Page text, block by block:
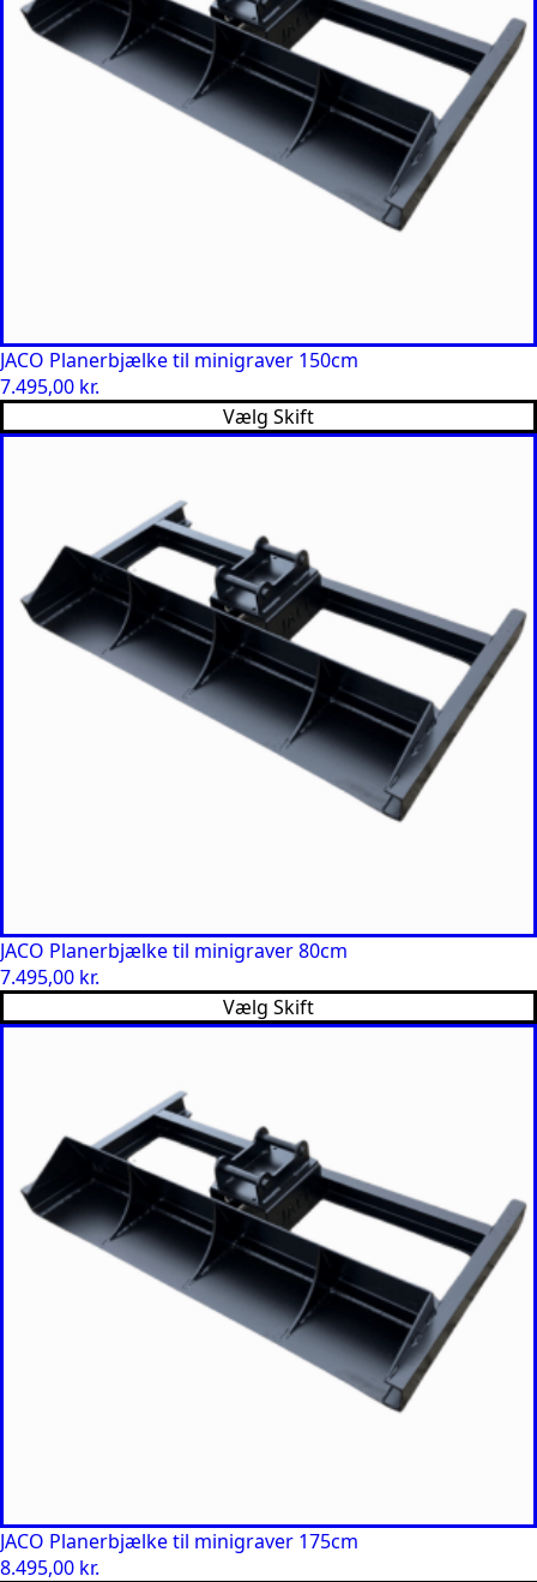
JACO Planerbjælke til minigraver 150cm
7.495,00 kr.
Vælg Skift
JACO Planerbjælke til minigraver 80cm
7.495,00 kr.
Vælg Skift
JACO Planerbjælke til minigraver 175cm
8.495,00 kr.